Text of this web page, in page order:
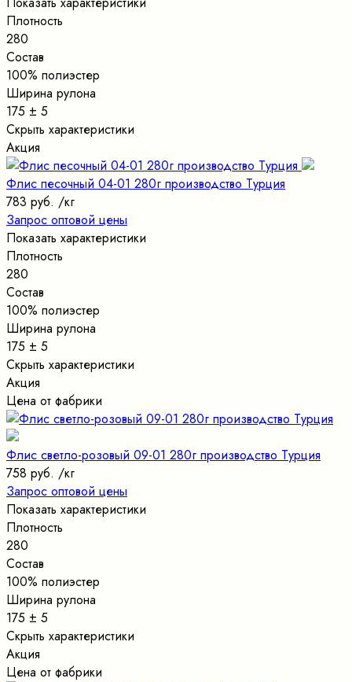
Плотность
280
Состав
100% полиэстер
Ширина рулона
175 ± 5
Скрыть характеристики
Акция
Флис песочный 04-01 280г производство Турция
783 руб. /кг
Запрос оптовой цены
Показать характеристики
Плотность
280
Состав
100% полиэстер
Ширина рулона
175 ± 5
Скрыть характеристики
Акция
Цена от фабрики
Флис светло-розовый 09-01 280г производство Турция
758 руб. /кг
Запрос оптовой цены
Показать характеристики
Плотность
280
Состав
100% полиэстер
Ширина рулона
175 ± 5
Скрыть характеристики
Акция
Цена от фабрики